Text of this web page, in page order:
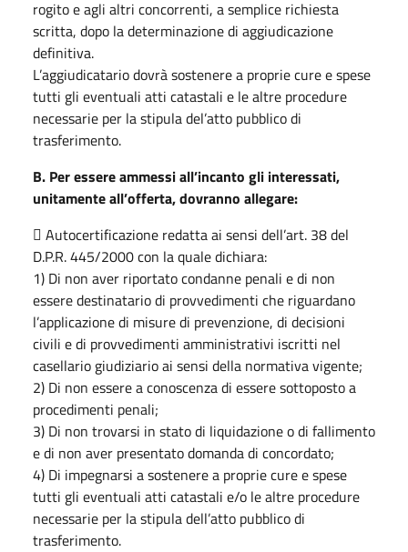
rogito e agli altri concorrenti, a semplice richiesta
scritta, dopo la determinazione di aggiudicazione
definitiva.
L’aggiudicatario dovrà sostenere a proprie cure e spese
tutti gli eventuali atti catastali e le altre procedure
necessarie per la stipula del’atto pubblico di
trasferimento.
B. Per essere ammessi all’incanto gli interessati,
unitamente all’offerta, dovranno allegare:
 Autocertificazione redatta ai sensi dell’art. 38 del
D.P.R. 445/2000 con la quale dichiara:
1) Di non aver riportato condanne penali e di non
essere destinatario di provvedimenti che riguardano
l’applicazione di misure di prevenzione, di decisioni
civili e di provvedimenti amministrativi iscritti nel
casellario giudiziario ai sensi della normativa vigente;
2) Di non essere a conoscenza di essere sottoposto a
procedimenti penali;
3) Di non trovarsi in stato di liquidazione o di fallimento
e di non aver presentato domanda di concordato;
4) Di impegnarsi a sostenere a proprie cure e spese
tutti gli eventuali atti catastali e/o le altre procedure
necessarie per la stipula dell’atto pubblico di
trasferimento.